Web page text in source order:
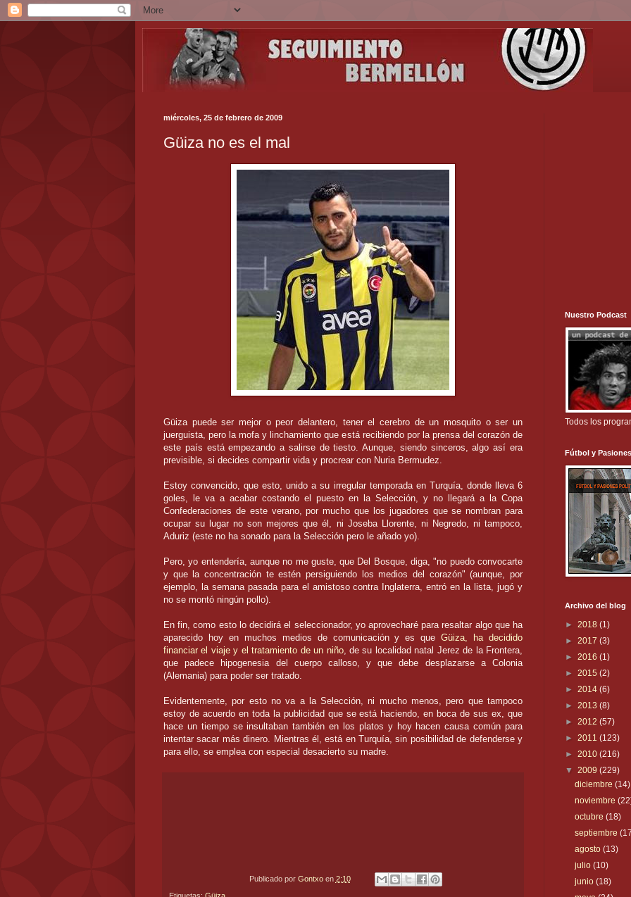
miércoles, 25 de febrero de 2009
Güiza no es el mal
Güiza puede ser mejor o peor delantero, tener el cerebro de un mosquito o ser un
juerguista, pero la mofa y linchamiento que está recibiendo por la prensa del corazón de
este país está empezando a salirse de tiesto. Aunque, siendo sinceros, algo así era
previsible, si decides compartir vida y procrear con Nuria Bermudez
Estoy convencido, que esto, unido a su irregular temporada en Turquía, donde lleva 6
goles, le va a acabar costando el puesto en la Selección, y no llegará a la Copa
Confederaciones de este verano, por mucho que los jugadores que se nombran para
ocupar su lugar no son mejores que él, ni Joseba Llorente, ni Negredo, ni tampoco,
Aduriz (este no ha sonado para la Selección pero le añado yo).
Pero, yo entendería, aunque no me guste, que Del Bosque, diga, "no puedo convocarte
y que la concentración te estén persiguiendo los medios del corazón" (aunque, por
ejemplo, la semana pasada para el amistoso contra Inglaterra, entró en la lista, jugó y
no se montó ningún pollo).
En fin, como esto lo decidirá el seleccionador, yo aprovecharé para resaltar algo que ha
aparecido hoy en muchos medios de comunicacióny es queGüiza , ha decidido
financiar el viaje y el tratamiento de un niño, de su localidad natal Jerez de la Frontera,
que padece hipogenesia del cuerpo calloso, y que debe desplazarse a Colonia
(Alemania) para poder ser tratado.
Evidentemente, por esto no va a la Selección, ni mucho menos, pero que tampoco
estoy de acuerdo en toda la publicidad que se está haciendo, en boca de susex , que
hace un tiempo se insultaban también en los platos y hoy hacen causa común para
intentar sacar más dinero. Mientras él, está en Turquía, sin posibilidad de defenderse y
para ello, se emplea con especial desacierto su madre.
Publicado por Gontxo en 2:10
Nuestro Podcast
Todos los
Fútbol y
Archivo del blog
► 2018 (1)
► 2017 (3)
► 2016 (1)
► 2015 (2)
► 2014 (6)
► 2013 (8)
► 2012 (57)
► 2011 (123)
► 2010 (216)
▼ 2009 (229)
diciembre(14)
noviembre
octubre(18)
septiembre
agosto(13)
julio(10)
junio(18)